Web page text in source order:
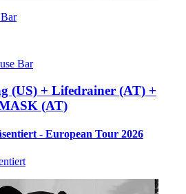
Bar
(US) + Lifedrainer (AT) +
(AT)
- European Tour 2026